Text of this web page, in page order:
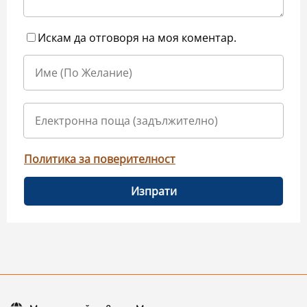
Искам да отговоря на моя коментар.
Политика за поверителност
Изпрати